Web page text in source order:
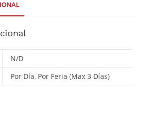
N/D
Por Día, Por Feria (Max 3 Días)